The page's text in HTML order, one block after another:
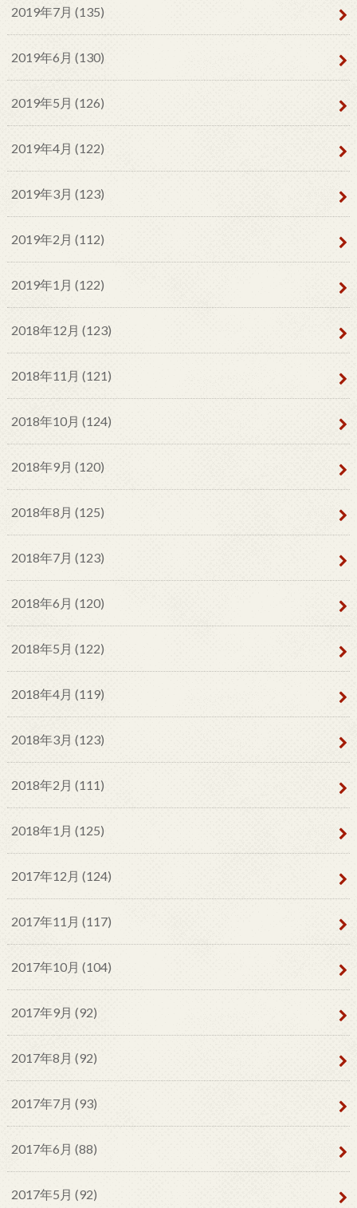
2019年7月 (135)
2019年6月 (130)
2019年5月 (126)
2019年4月 (122)
2019年3月 (123)
2019年2月 (112)
2019年1月 (122)
2018年12月 (123)
2018年11月 (121)
2018年10月 (124)
2018年9月 (120)
2018年8月 (125)
2018年7月 (123)
2018年6月 (120)
2018年5月 (122)
2018年4月 (119)
2018年3月 (123)
2018年2月 (111)
2018年1月 (125)
2017年12月 (124)
2017年11月 (117)
2017年10月 (104)
2017年9月 (92)
2017年8月 (92)
2017年7月 (93)
2017年6月 (88)
2017年5月 (92)